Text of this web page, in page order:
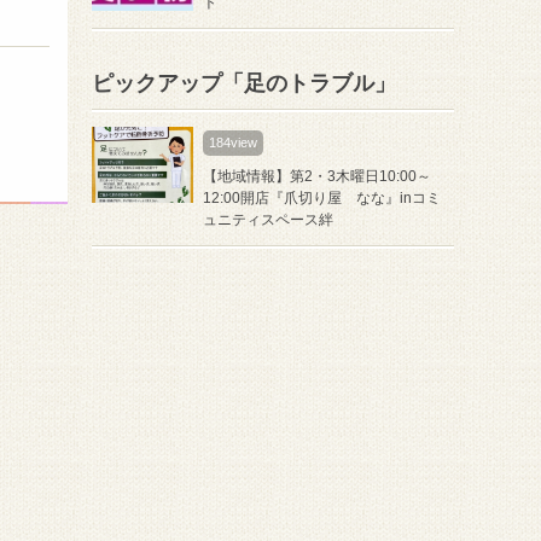
ピックアップ「足のトラブル」
184view
【地域情報】第2・3木曜日10:00～
12:00開店『爪切り屋 なな』inコミ
ュニティスペース絆